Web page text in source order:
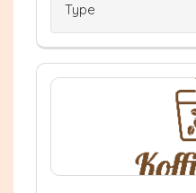
Type